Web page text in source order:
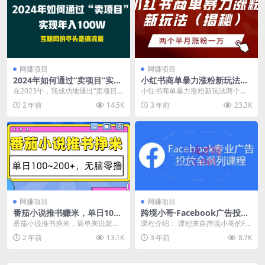
网赚项目
2024年如何通过“卖项目”实现
年入100W
在2023年，我成功地通过“卖项目”
实现了100万以上的净利润。在当
前整体经济低...
2 年前 14.5K
网赚项目
小红书商单暴力涨粉新玩法两
个半月涨粉一万（揭秘）
小红书商单暴力涨粉新玩法两个半
月涨粉一万（揭秘）
3 年前 23.3K
网赚项目
番茄小说推书赚米，单日100~
200+，无脑零撸
番茄小说推书挣米，简单来说就是
给别人推荐书，找一个话题写书籍
推荐文案，结尾挂上推...
2 年前 13.1K
网赚项目
跨境小哥·Facebook广告投放
菜鸟到老鸟系列课程
课程介绍： 课程来自跨境小哥的Fa
cebook菜鸟到老鸟全系列运营玩法
+Face...
3 年前 8.7K